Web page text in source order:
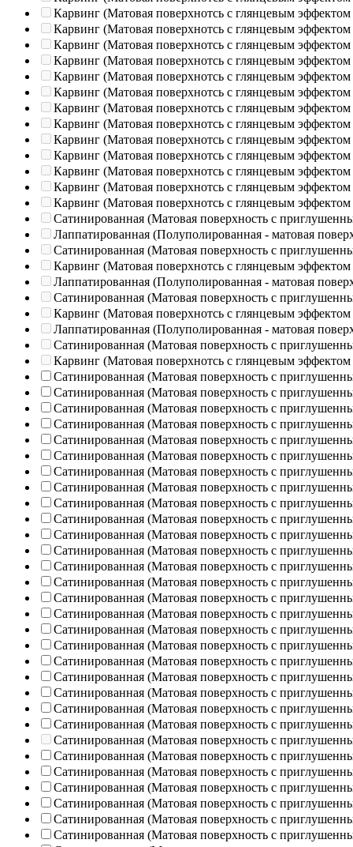
Карвинг (Матовая поверхнотсь с глянцевым эффектом
Карвинг (Матовая поверхнотсь с глянцевым эффектом
Карвинг (Матовая поверхнотсь с глянцевым эффектом
Карвинг (Матовая поверхнотсь с глянцевым эффектом
Карвинг (Матовая поверхнотсь с глянцевым эффектом
Карвинг (Матовая поверхнотсь с глянцевым эффектом
Карвинг (Матовая поверхнотсь с глянцевым эффектом
Карвинг (Матовая поверхнотсь с глянцевым эффектом
Карвинг (Матовая поверхнотсь с глянцевым эффектом
Карвинг (Матовая поверхнотсь с глянцевым эффектом
Карвинг (Матовая поверхнотсь с глянцевым эффектом
Карвинг (Матовая поверхнотсь с глянцевым эффектом
Карвинг (Матовая поверхнотсь с глянцевым эффектом
Сатинированная (Матовая поверхность с
Лаппатированная (Полуполированная - матовая
Сатинированная (Матовая поверхность с
Карвинг (Матовая поверхнотсь с глянцевым эффектом
Лаппатированная (Полуполированная - матовая
Сатинированная (Матовая поверхность с
Карвинг (Матовая поверхнотсь с глянцевым эффектом
Лаппатированная (Полуполированная - матовая
Сатинированная (Матовая поверхность с
Карвинг (Матовая поверхнотсь с глянцевым эффектом
Сатинированная (Матовая поверхность с
Сатинированная (Матовая поверхность с
Сатинированная (Матовая поверхность с
Сатинированная (Матовая поверхность с
Сатинированная (Матовая поверхность с
Сатинированная (Матовая поверхность с
Сатинированная (Матовая поверхность с
Сатинированная (Матовая поверхность с
Сатинированная (Матовая поверхность с
Сатинированная (Матовая поверхность с
Сатинированная (Матовая поверхность с
Сатинированная (Матовая поверхность с
Сатинированная (Матовая поверхность с
Сатинированная (Матовая поверхность с
Сатинированная (Матовая поверхность с
Сатинированная (Матовая поверхность с
Сатинированная (Матовая поверхность с
Сатинированная (Матовая поверхность с
Сатинированная (Матовая поверхность с
Сатинированная (Матовая поверхность с
Сатинированная (Матовая поверхность с
Сатинированная (Матовая поверхность с
Сатинированная (Матовая поверхность с
Сатинированная (Матовая поверхность с
Сатинированная (Матовая поверхность с
Сатинированная (Матовая поверхность с
Сатинированная (Матовая поверхность с
Сатинированная (Матовая поверхность с
Сатинированная (Матовая поверхность с
Сатинированная (Матовая поверхность с